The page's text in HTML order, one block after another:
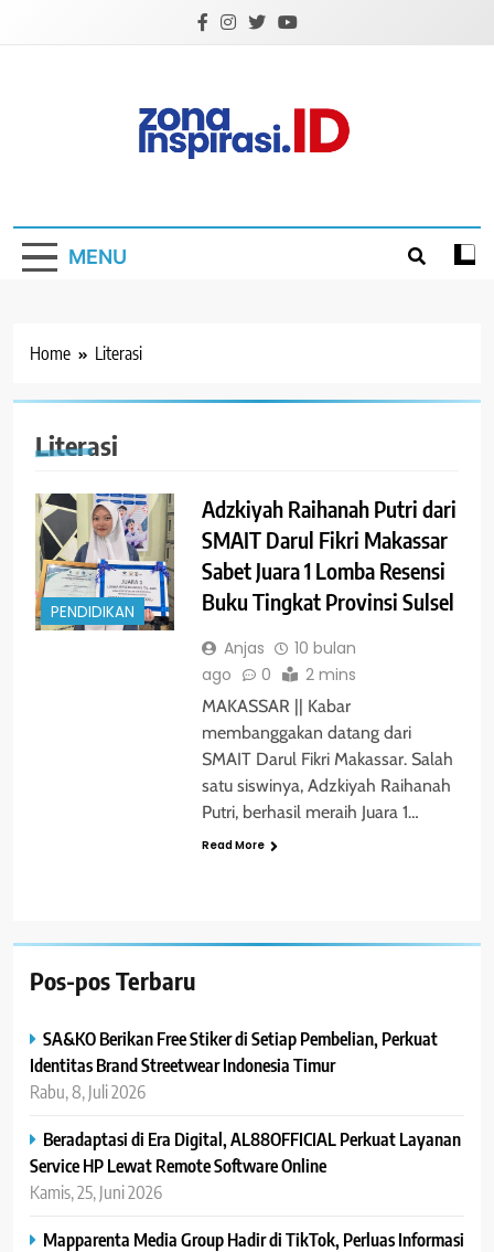
MENU
Home Literasi
Literasi
PENDIDIKAN
Adzkiyah Raihanah Putri dari
SMAIT Darul Fikri Makassar
Sabet Juara 1 Lomba Resensi
Buku Tingkat Provinsi Sulsel
Anjas
10 bulan
ago
0 2 mins
MAKASSAR || Kabar
membanggakan datang dari
SMAIT Darul Fikri Makassar. Salah
satu siswinya, Adzkiyah Raihanah
Putri, berhasil meraih Juara 1…
Read More
Pos-pos Terbaru
SA&KO Berikan Free Stiker di Setiap Pembelian, Perkuat
Identitas Brand Streetwear Indonesia Timur
Rabu, 8, Juli 2026
Beradaptasi di Era Digital, AL88OFFICIAL Perkuat Layanan
Service HP Lewat Remote Software Online
Kamis, 25, Juni 2026
Mapparenta Media Group Hadir di TikTok, Perluas Informasi